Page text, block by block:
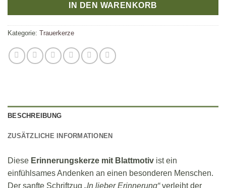
IN DEN WARENKORB
Kategorie: Trauerkerze
BESCHREIBUNG
ZUSÄTZLICHE INFORMATIONEN
Diese Erinnerungskerze mit Blattmotiv ist ein
einfühlsames Andenken an einen besonderen Menschen.
Der sanfte Schriftzug „In lieber Erinnerung“verleiht der